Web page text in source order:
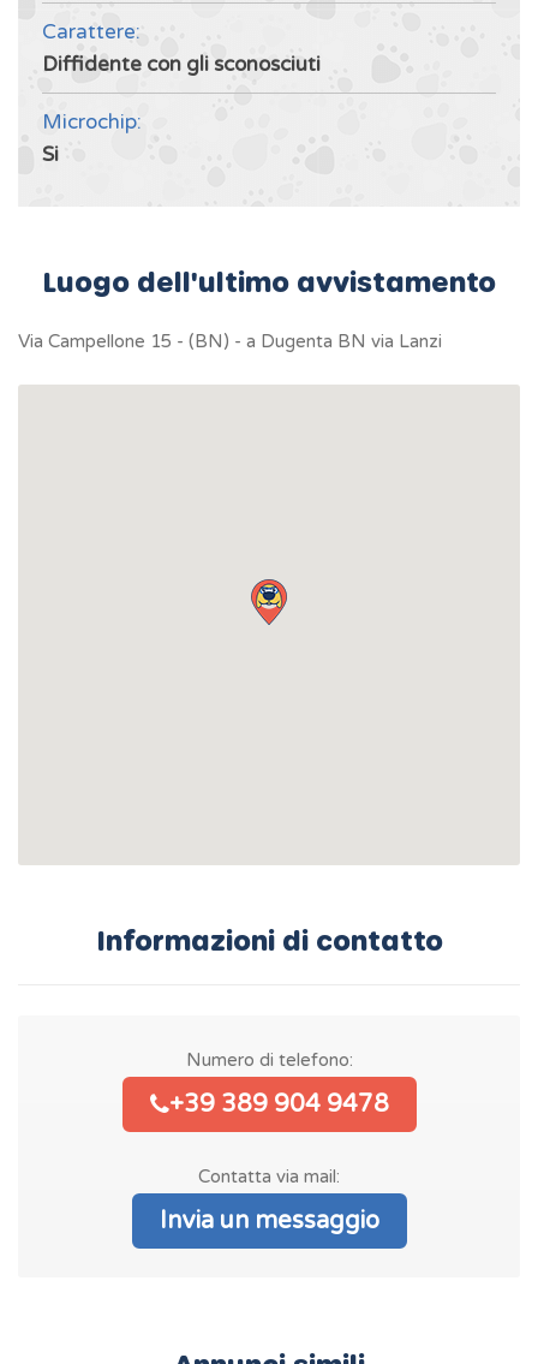
Carattere:
Diffidente con gli sconosciuti
Microchip:
Si
Luogo dell'ultimo avvistamento
Via Campellone 15 - (BN) - a Dugenta BN via Lanzi
Informazioni di contatto
Numero di telefono:
+39 389 904 9478
Contatta via mail:
Invia un messaggio